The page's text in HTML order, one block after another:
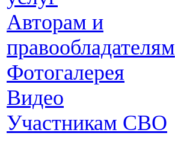
Авторам и
правообладателям
Фотогалерея
Видео
Участникам СВО